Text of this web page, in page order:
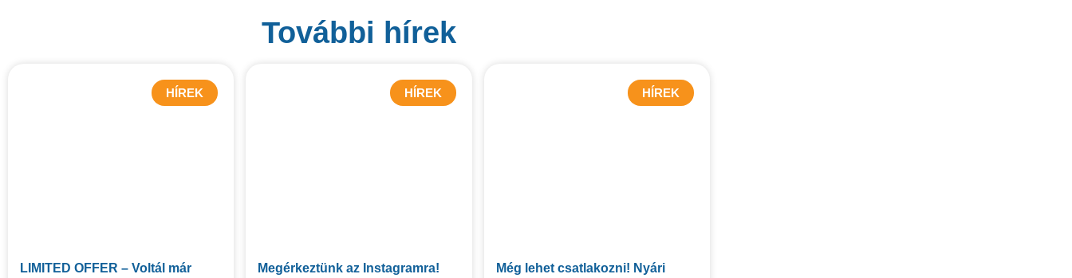
További hírek
HÍREK
LIMITED OFFER – Voltál már
HÍREK
Megérkeztünk az Instagramra!
HÍREK
Még lehet csatlakozni! Nyári